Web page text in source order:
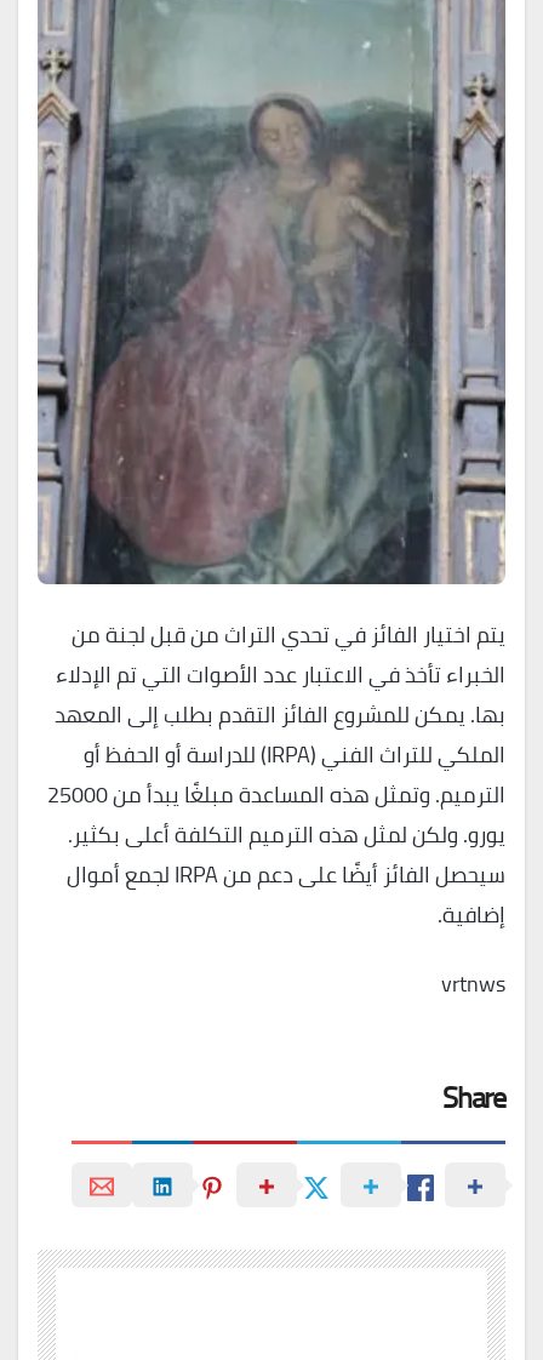
يتم اختيار الفائز في تحدي التراث من قبل لجنة من
الخبراء تأخذ في الاعتبار عدد الأصوات التي تم الإدلاء
بها. يمكن للمشروع الفائز التقدم بطلب إلى المعهد
الملكي للتراث الفني (IRPA) للدراسة أو الحفظ أو
الترميم. وتمثل هذه المساعدة مبلغًا يبدأ من 25000
يورو. ولكن لمثل هذه الترميم التكلفة أعلى بكثير.
سيحصل الفائز أيضًا على دعم من IRPA لجمع أموال
إضافية.
vrtnws
Share